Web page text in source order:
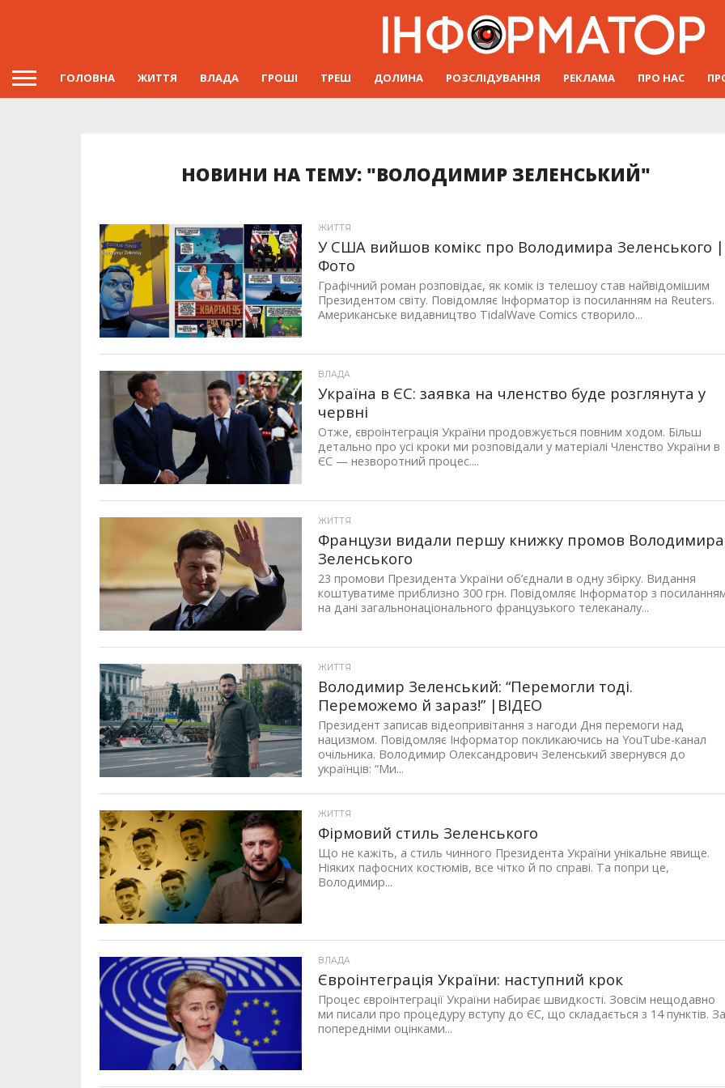
ГОЛОВНА ЖИТТЯ ВЛАДА ГРОШІ ТРЕШ ДОЛИНА РОЗСЛІДУВАННЯ РЕКЛАМА ПРО НАС
НОВИНИ НА ТЕМУ: "ВОЛОДИМИР ЗЕЛЕНСЬКИЙ"
ЖИТТЯ
У США вийшов комікс про Володимира Зеленського |
Фото
Графічний роман розповідає, як комік із телешоу став найвідомішим
Президентом світу. Повідомляє Інформатор із посиланням на Reuters.
Американське видавництво TidalWave Comics створило...
ВЛАДА
Україна в ЄС: заявка на членство буде розглянута у
червні
Отже, євроінтеграція України продовжується повним ходом. Більш
детально про усі кроки ми розповідали у матеріалі Членство України в
ЄС — незворотний процес....
ЖИТТЯ
Французи видали першу книжку промов Володимира
Зеленського
23 промови Президента України об’єднали в одну збірку. Видання
коштуватиме приблизно 300 грн. Повідомляє Інформатор з
на дані загальнонаціонального французького телеканалу...
ЖИТТЯ
Володимир Зеленський: “Перемогли тоді.
Переможемо й зараз!” |ВІДЕО
Президент записав відеопривітання з нагоди Дня перемоги над
нацизмом. Повідомляє Інформатор покликаючись на YouTube-канал
очільника. Володимир Олександрович Зеленський звернувся до
українців: “Ми...
ЖИТТЯ
Фірмовий стиль Зеленського
Що не кажіть, а стиль чинного Президента України унікальне явище.
Ніяких пафосних костюмів, все чітко й по справі. Та попри це,
Володимир...
ВЛАДА
Євроінтеграція України: наступний крок
Процес євроінтеграції України набирає швидкості. Зовсім нещодавно
ми писали про процедуру вступу до ЄС, що складається з 14 пунктів.
попередніми оцінками...